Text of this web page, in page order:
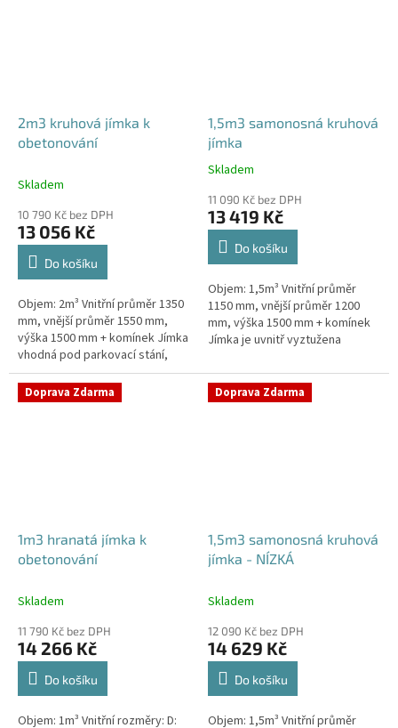
2m3 kruhová jímka k
obetonování
Skladem
10 790 Kč bez DPH
13 056 Kč
Do košíku
Objem: 2m³ Vnitřní průměr 1350
mm, vnější průměr 1550 mm,
výška 1500 mm + komínek Jímka
vhodná pod parkovací stání,
komunikace i terasy Průměr
přítoku specifikujte v...
1,5m3 samonosná kruhová
jímka
Průměrné
produktu
je
4,2
hvězdiček.
Skladem
11 090 Kč bez DPH
13 419 Kč
Do košíku
Objem: 1,5m³ Vnitřní průměr
1150 mm, vnější průměr 1200
mm, výška 1500 mm + komínek
Jímka je uvnitř vyztužena
garanci její
samonosnosti.Kvalitní, pevná...
Doprava Zdarma
1m3 hranatá jímka k
obetonování
Skladem
11 790 Kč bez DPH
14 266 Kč
Do košíku
Objem: 1m³ Vnitřní rozměry: D:
Doprava Zdarma
1,5m3 samonosná kruhová
jímka - NÍZKÁ
Skladem
12 090 Kč bez DPH
14 629 Kč
Do košíku
Objem: 1,5m³ Vnitřní průměr